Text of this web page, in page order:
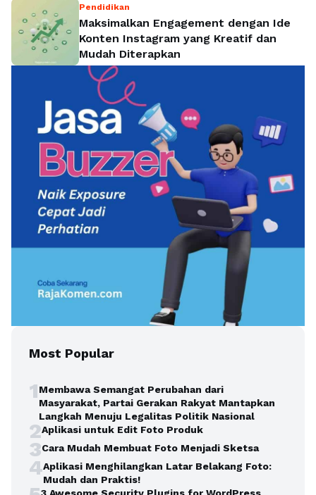
Pendidikan
Maksimalkan Engagement dengan Ide
Konten Instagram yang Kreatif dan
Mudah Diterapkan
Most Popular
1Membawa Semangat Perubahan dari
Masyarakat, Partai Gerakan Rakyat Mantapkan
Langkah Menuju Legalitas Politik Nasional
2Aplikasi untuk Edit Foto Produk
3Cara Mudah Membuat Foto Menjadi Sketsa
4Aplikasi Menghilangkan Latar Belakang Foto:
Mudah dan Praktis!